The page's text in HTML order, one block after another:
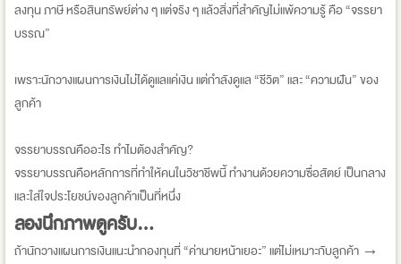
ลงทุน ภาษี หรือสินทรัพย์ต่าง ๆ แต่จริง ๆ แล้วสิ่งที่สำคัญไม่แพ้ความรู้ คือ “จรรยา
บรรณ”
เพราะนักวางแผนการเงินไม่ได้ดูแลแค่เงิน แต่กำลังดูแล “ชีวิต” และ “ความฝัน” ของ
ลูกค้า
จรรยาบรรณคืออะไร ทำไมต้องสำคัญ?
จรรยาบรรณคือหลักการที่ทำให้คนในวิชาชีพนี้ ทำงานด้วยความซื่อสัตย์ เป็นกลาง
และใส่ใจประโยชน์ของลูกค้าเป็นที่หนึ่ง
ลองนึกภาพดูครับ…
ถ้านักวางแผนการเงินแนะนำกองทุนที่ “ค่านายหน้าเยอะ” แต่ไม่เหมาะกับลูกค้า →